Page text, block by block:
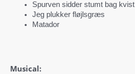
Spurven sidder stumt bag kvist
Jeg plukker fløjlsgræs
Matador
Musical: